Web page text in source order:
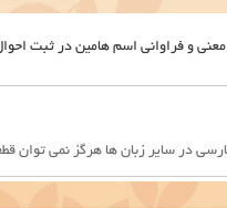
معنی و فراوانی اسم هامین در ثبت